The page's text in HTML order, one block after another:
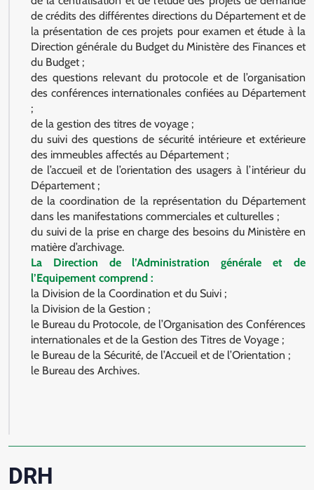
de crédits des différentes directions du Département et de
la présentation de ces projets pour examen et étude à la
Direction générale du Budget du Ministère des Finances et
du Budget ;
des questions relevant du protocole et de l’organisation
des conférences internationales confiées au Département
;
de la gestion des titres de voyage ;
du suivi des questions de sécurité intérieure et extérieure
des immeubles affectés au Département ;
de l’accueil et de l’orientation des usagers à l’intérieur du
Département ;
de la coordination de la représentation du Département
dans les manifestations commerciales et culturelles ;
du suivi de la prise en charge des besoins du Ministère en
matière d’archivage.
La Direction de l’Administration générale et de
l’Equipement comprend :
la Division de la Coordination et du Suivi ;
la Division de la Gestion ;
le Bureau du Protocole, de l’Organisation des Conférences
internationales et de la Gestion des Titres de Voyage ;
le Bureau de la Sécurité, de l’Accueil et de l’Orientation ;
le Bureau des Archives.
DRH